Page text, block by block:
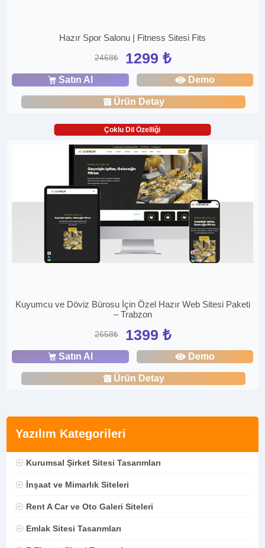
Yazılım Kategorileri
Kurumsal Şirket Sitesi Tasarımları
İnşaat ve Mimarlık Siteleri
Rent A Car ve Oto Galeri Siteleri
Emlak Sitesi Tasarımları
Hazır Spor Salonu | Fitness Sitesi Fits
2468₺ 1299 ₺
Satın Al Demo
Ürün Detay
Çoklu Dil Özelliği
Kuyumcu ve Döviz Bürosu İçin Özel Hazır Web Sitesi Paketi
– Trabzon
2658₺ 1399 ₺
Satın Al Demo
Ürün Detay